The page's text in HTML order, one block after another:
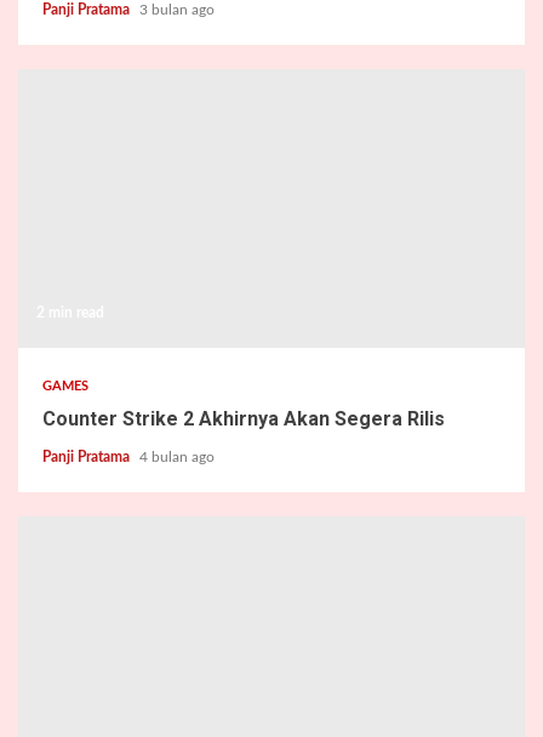
Panji Pratama 3 bulan ago
GAMES
Counter Strike 2 Akhirnya Akan Segera Rilis
Panji Pratama 4 bulan ago